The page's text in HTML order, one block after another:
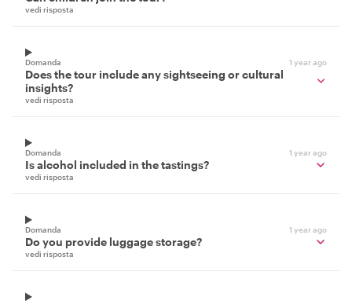
vedi risposta
Domanda 1 year ago
Does the tour include any sightseeing or cultural
insights?
vedi risposta
Domanda 1 year ago
Is alcohol included in the tastings?
vedi risposta
Domanda 1 year ago
Do you provide luggage storage?
vedi risposta